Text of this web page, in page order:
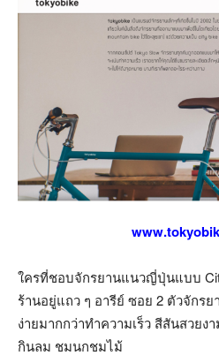
ใครที่ชอบจักรยานแนวญี่ปุ่นแบบ
ร้านอยู่แถว ๆ อารีย์ ซอย 2 ตัวจักร
ง่ายมากกว่าทำความเร็ว สีสันสวย
กินลม ชมนกชมไม้